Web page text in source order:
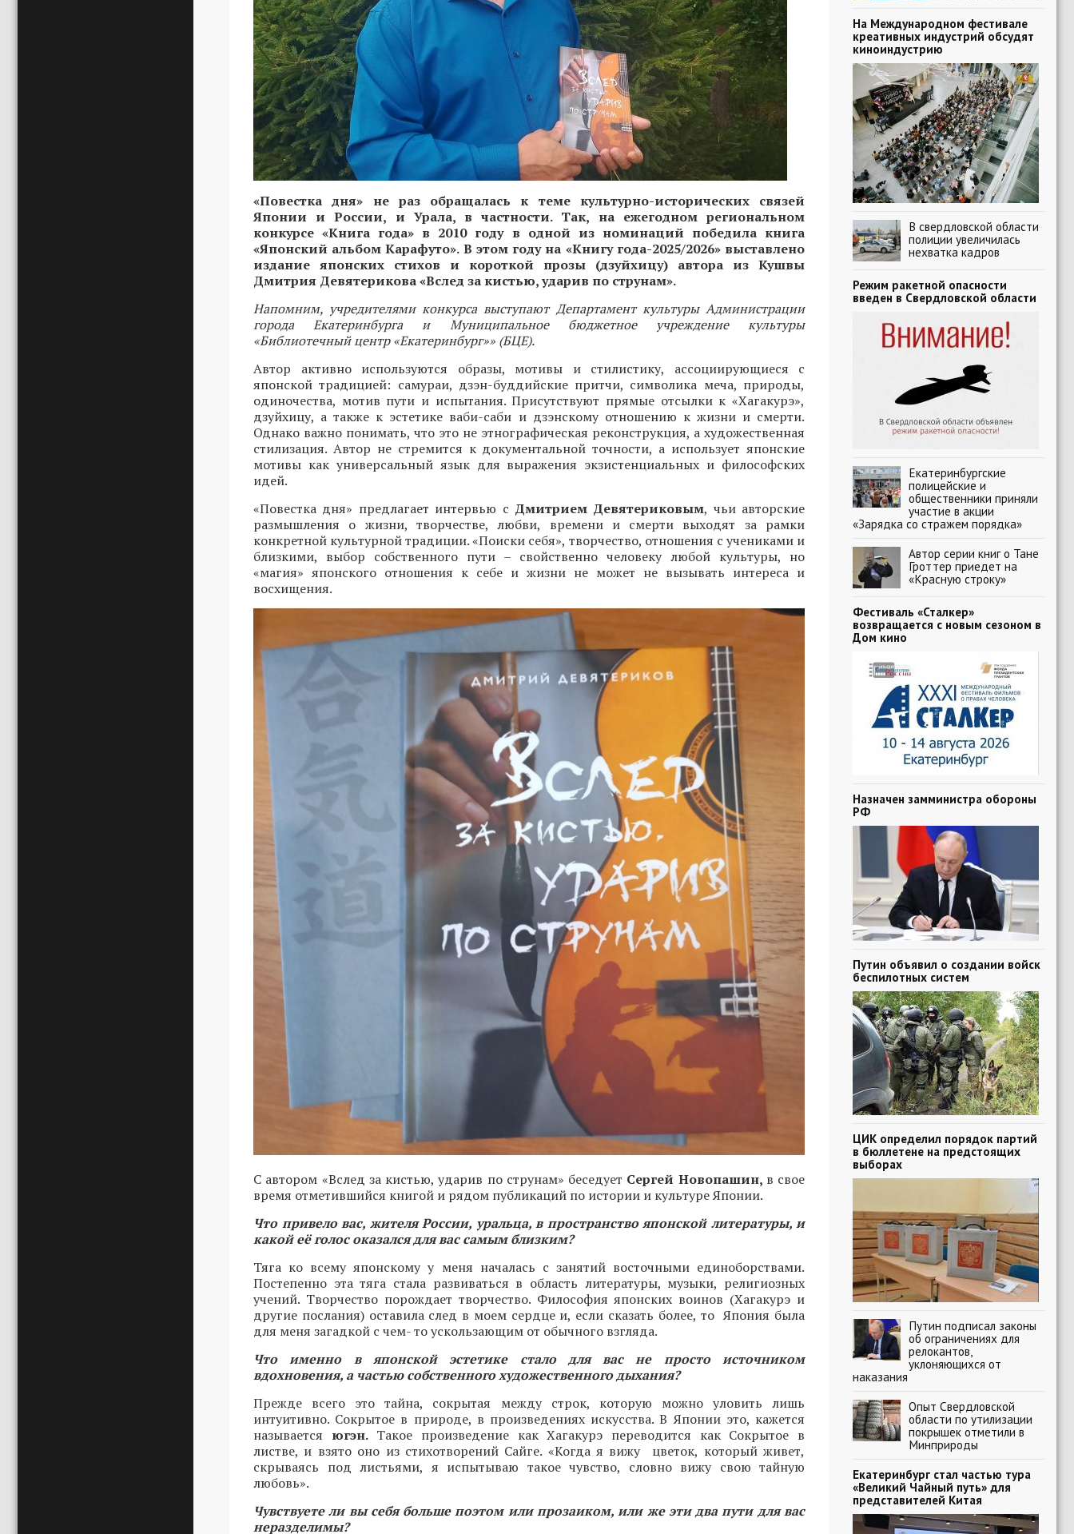
«Повестка дня» не раз обращалась к теме культурно-исторических связей
Японии и России, и Урала, в частности. Так, на ежегодном региональном
конкурсе «Книга года» в 2010 году в одной из номинаций победила книга
«Японский альбом Карафуто». В этом году на «Книгу года-2025/2026» выставлено
издание японских стихов и короткой прозы (дзуйхицу) автора из Кушвы
Дмитрия Девятерикова «Вслед за кистью, ударив по струнам».
Напомним, учредителями конкурса выступают Департамент культуры Администрации
города Екатеринбурга и Муниципальное бюджетное учреждение культуры
«Библиотечный центр «Екатеринбург»» (БЦЕ).
Автор активно используются образы, мотивы и стилистику, ассоциирующиеся с
японской традицией: самураи, дзэн-буддийские притчи, символика меча, природы,
одиночества, мотив пути и испытания. Присутствуют прямые отсылки к «Хагакурэ»,
дзуйхицу, а также к эстетике ваби-саби и дзэнскому отношению к жизни и смерти.
Однако важно понимать, что это не этнографическая реконструкция, а художественная
стилизация. Автор не стремится к документальной точности, а использует японские
мотивы как универсальный язык для выражения экзистенциальных и философских
идей.
«Повестка дня» предлагает интервью с Дмитрием Девятериковым, чьи авторские
размышления о жизни, творчестве, любви, времени и смерти выходят за рамки
конкретной культурной традиции. «Поиски себя», творчество, отношения с учениками и
близкими, выбор собственного пути – свойственно человеку любой культуры, но
«магия» японского отношения к себе и жизни не может не вызывать интереса и
восхищения.
С автором «Вслед за кистью, ударив по струнам» беседует Сергей Новопашин, в свое
время отметившийся книгой и рядом публикаций по истории и культуре Японии.
Что привело вас, жителя России, уральца, в пространство японской литературы, и
какой её голос оказался для вас самым близким?
Тяга ко всему японскому у меня началась с занятий восточными единоборствами.
Постепенно эта тяга стала развиваться в область литературы, музыки, религиозных
учений. Творчество порождает творчество. Философия японских воинов (Хагакурэ и
другие послания) оставила след в моем сердце и, если сказать более, то Япония была
для меня загадкой с чем- то ускользающим от обычного взгляда.
Что именно в японской эстетике стало для вас не просто источником
вдохновения, а частью собственного художественного дыхания?
Прежде всего это тайна, сокрытая между строк, которую можно уловить лишь
интуитивно. Сокрытое в природе, в произведениях искусства. В Японии это, кажется
называется югэн.Такое произведение как Хагакурэ переводится как Сокрытое в
листве, и взято оно из стихотворений Сайге. «Когда я вижу цветок, который живет,
скрываясь под листьями, я испытываю такое чувство, словно вижу свою тайную
любовь».
Чувствуете ли вы себя больше поэтом или прозаиком, или же эти два пути для вас
неразделимы?
На Международном фестивале
креативных индустрий обсудят
киноиндустрию
В свердловской области
полиции увеличилась
нехватка кадров
Режим ракетной опасности
введен в Свердловской области
Екатеринбургские
полицейские и
общественники приняли
участие в акции
«Зарядка со стражем порядка»
Автор серии книг о Тане
Гроттер приедет на
«Красную строку»
Фестиваль «Сталкер»
возвращается с новым сезоном в
Дом кино
Назначен замминистра обороны
РФ
Путин объявил о создании войск
беспилотных систем
ЦИК определил порядок партий
в бюллетене на предстоящих
выборах
Путин подписал законы
об ограничениях для
релокантов,
уклоняющихся от
наказания
Опыт Свердловской
области по утилизации
покрышек отметили в
Минприроды
Екатеринбург стал частью тура
«Великий Чайный путь» для
представителей Китая